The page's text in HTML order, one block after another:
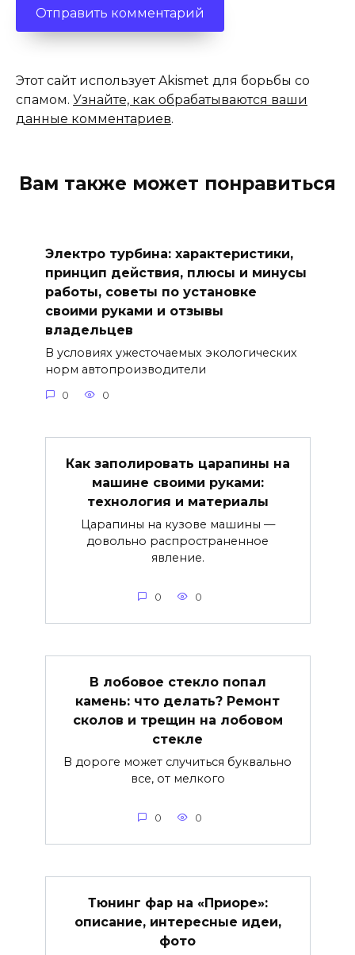
Этот сайт использует Akismet для борьбы со
спамом. Узнайте, как обрабатываются ваши
данные комментариев.
Вам также может понравиться
Электро турбина: характеристики,
принцип действия, плюсы и минусы
работы, советы по установке
своими руками и отзывы
владельцев
В условиях ужесточаемых экологических
норм автопроизводители
0 0
Как заполировать царапины на
машине своими руками:
технология и материалы
Царапины на кузове машины —
довольно распространенное
явление.
0 0
В лобовое стекло попал
камень: что делать? Ремонт
сколов и трещин на лобовом
стекле
В дороге может случиться буквально
все, от мелкого
0 0
Тюнинг фар на «Приоре»:
описание, интересные идеи,
фото